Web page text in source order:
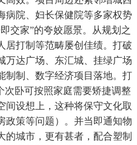
病院、妇长保健院等多家权势
交家”的夸姣愿景。从规划之
居打制等范畴屡创佳绩。打破
万达广场、东汇城、挂绿广场
制制、数字经济项目落地。打
次卧可按照家庭需要矫捷调整
间设想上，这种将保守文化取
政策等问题）。并当即通知物
的城市，更有甚者，配合塑制